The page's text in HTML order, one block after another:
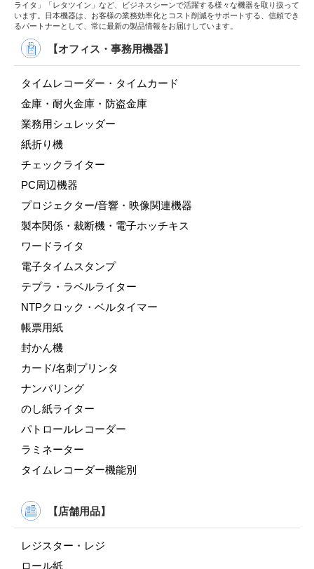
ライタ」「レタツイン」など、ビジネスシーンで活躍する様々な機器を取り扱って
います。日本機器は、お客様の業務効率化とコスト削減をサポートする、信頼でき
るパートナーとして、常に最新の製品情報をお届けしています。
【オフィス・事務用機器】
タイムレコーダー・タイムカード
金庫・耐火金庫・防盗金庫
業務用シュレッダー
紙折り機
チェックライター
PC周辺機器
プロジェクター/音響・映像関連機器
製本関係・裁断機・電子ホッチキス
ワードライタ
電子タイムスタンプ
テプラ・ラベルライター
NTPクロック・ベルタイマー
帳票用紙
封かん機
カード/名刺プリンタ
ナンバリング
のし紙ライター
パトロールレコーダー
ラミネーター
タイムレコーダー機能別
【店舗用品】
レジスター・レジ
ロール紙